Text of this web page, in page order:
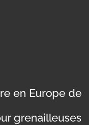
en Europe de
grenailleuses